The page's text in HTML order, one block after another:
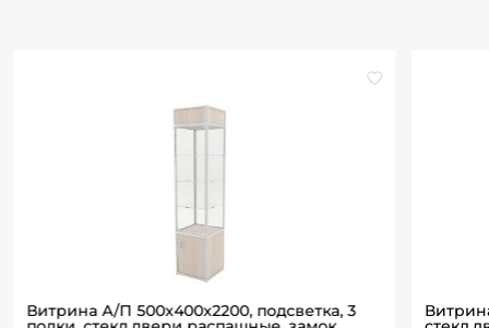
Витрина А/П 500х400х2200, подсветка, 3